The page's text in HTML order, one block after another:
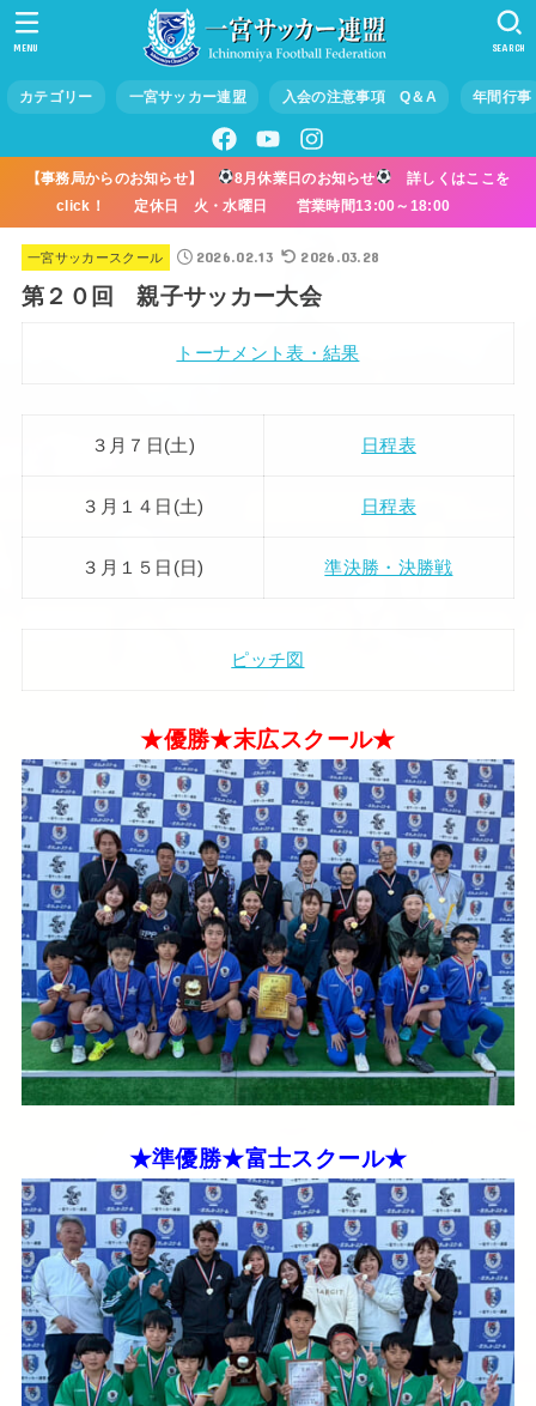
カテゴリー 一宮サッカー連盟 入会の注意事項 Q＆A 年間行事
SEARCH
MENU
【事務局からのお知らせ】 8月休業日のお知らせ
詳しくはここを
click！ 定休日 火・水曜日 営業時間13:00～18:00
一宮サッカースクール 2026.02.13 2026.03.28
第２０回 親子サッカー大会
トーナメント表・結果
３月７日(土) 日程表
３月１４日(土) 日程表
３月１５日(日) 準決勝・決勝戦
ピッチ図
★優勝★末広スクール★
★準優勝★富士スクール★